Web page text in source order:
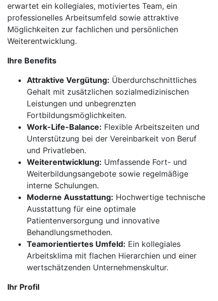
erwartet ein kollegiales, motiviertes Team, ein
professionelles Arbeitsumfeld sowie attraktive
Möglichkeiten zur fachlichen und persönlichen
Weiterentwicklung.
Ihre Benefits
Attraktive Vergütung: Überdurchschnittliches
Gehalt mit zusätzlichen sozialmedizinischen
Leistungen und unbegrenzten
Fortbildungsmöglichkeiten.
Work-Life-Balance: Flexible Arbeitszeiten und
Unterstützung bei der Vereinbarkeit von Beruf
und Privatleben.
Weiterentwicklung: Umfassende Fort- und
Weiterbildungsangebote sowie regelmäßige
interne Schulungen.
Moderne Ausstattung: Hochwertige technische
Ausstattung für eine optimale
Patientenversorgung und innovative
Behandlungsmethoden.
Teamorientiertes Umfeld: Ein kollegiales
Arbeitsklima mit flachen Hierarchien und einer
wertschätzenden Unternehmenskultur.
Ihr Profil